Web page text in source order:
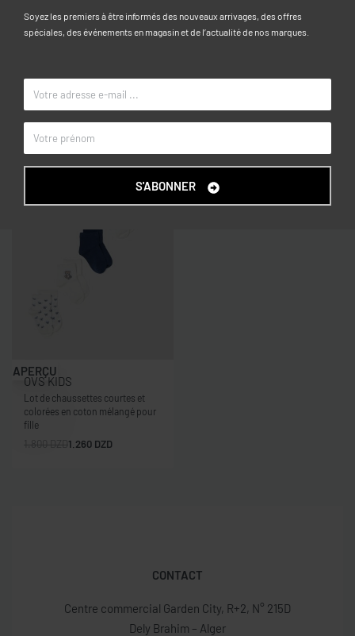
COULEUR
Articles similaires
-30% OFF
APERÇU
OVS KIDS
Lot de chaussettes courtes et
colorées en coton mélangé pour
fille
DZD 1.260 DZD
CONTACT
Centre commercial Garden City, R+2, N° 215D
Dely Brahim – Alger
Soyez les premiers à être informés des nouveaux arrivages, des offres
spéciales, des événements en magasin et de l’actualité de nos marques.
S'ABONNER